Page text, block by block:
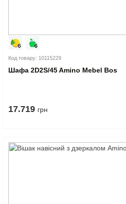
Код товару: 10115229
Шафа 2D2S/45 Amino Mebel Bos
17.719 грн